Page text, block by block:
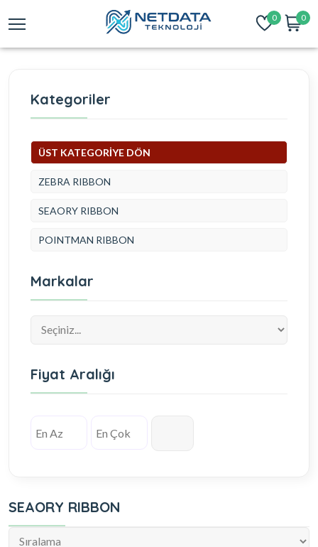
0 0
Kategoriler
ÜST KATEGORİYE DÖN
ZEBRA RIBBON
SEAORY RIBBON
POINTMAN RIBBON
Markalar
Fiyat Aralığı
SEAORY RIBBON